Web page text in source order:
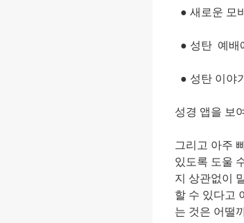
● 새로운 모
● 성탄 예배
● 성탄 이야
성경 앱을 보
그리고 아주
있도록 도울
지 상관없이
할 수 있다고
는 것은 어떨